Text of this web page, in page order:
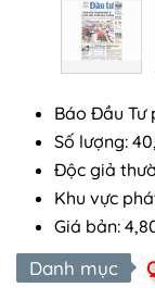
Báo Đầu Tư
Số lượng:
Độc giả
Khu vực
Giá bản:
Danh mục